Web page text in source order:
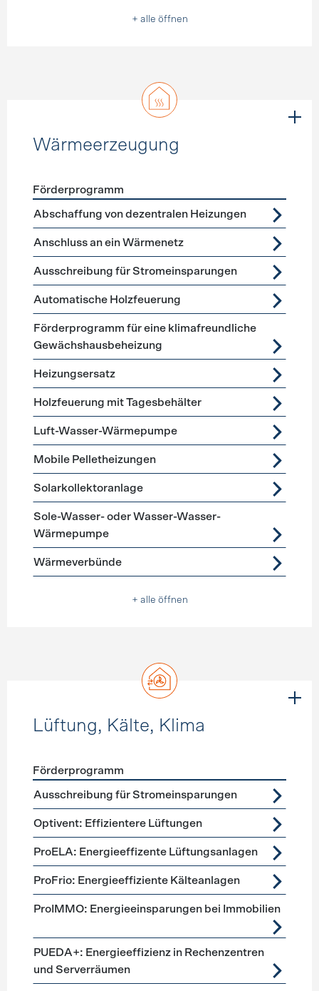
+ alle öffnen
Wärmeerzeugung
Förderprogramme Wärmeerzeugung
Förderprogramm
Abschaffung von dezentralen Heizungen
Anschluss an ein Wärmenetz
Ausschreibung für Stromeinsparungen
Automatische Holzfeuerung
Förderprogramm für eine klimafreundliche
Gewächshausbeheizung
Heizungsersatz
Holzfeuerung mit Tagesbehälter
Luft-Wasser-Wärmepumpe
Mobile Pelletheizungen
Solarkollektoranlage
Sole-Wasser- oder Wasser-Wasser-
Wärmepumpe
Wärmeverbünde
+ alle öffnen
Lüftung, Kälte, Klima
Förderprogramme Lüftung, Kälte, Klima
Förderprogramm
Ausschreibung für Stromeinsparungen
Optivent: Effizientere Lüftungen
ProELA: Energieeffizente Lüftungsanlagen
ProFrio: Energieeffiziente Kälteanlagen
ProIMMO: Energieeinsparungen bei Immobilien
PUEDA+: Energieeffizienz in Rechenzentren
und Serverräumen